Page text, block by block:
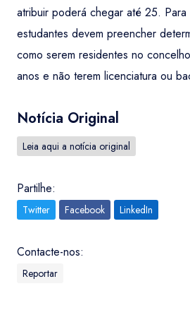
atribuir poderá chegar até 25.
estudantes devem preencher
como serem residentes no
anos e não terem licenciatura ou
Notícia Original
Leia aqui a notícia original
Partilhe:
Twitter Facebook LinkedIn
Contacte-nos:
Reportar